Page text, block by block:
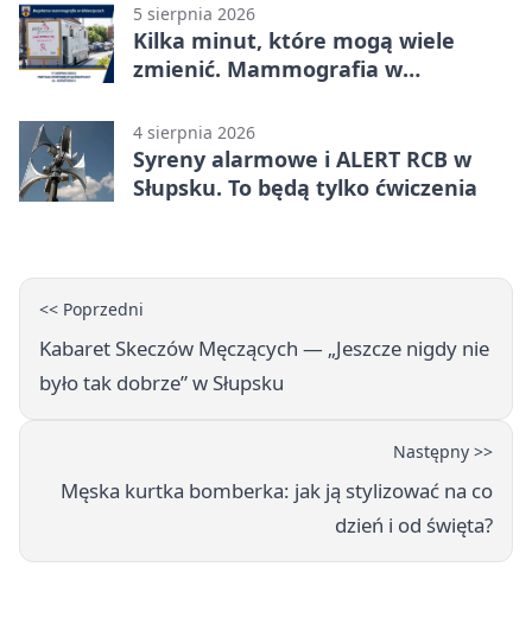
5 sierpnia 2026
Kilka minut, które mogą wiele
zmienić. Mammografia w
4 sierpnia 2026
Syreny alarmowe i ALERT RCB w
Słupsku. To będą tylko ćwiczenia
<< Poprzedni
Kabaret Skeczów Męczących — „Jeszcze nigdy nie
było tak dobrze” w Słupsku
Następny >>
Męska kurtka bomberka: jak ją stylizować na co
dzień i od święta?